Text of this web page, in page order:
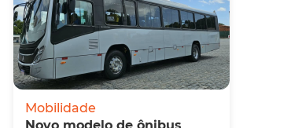
Mobilidade